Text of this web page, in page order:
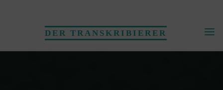
DER TRANSKRIBIERER